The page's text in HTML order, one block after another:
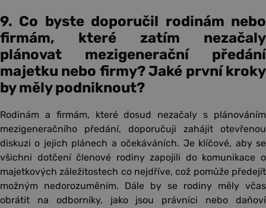
9. Co byste doporučil rodinám nebo
firmám, které zatím nezačaly
plánovat mezigenerační předání
majetku nebo firmy? Jaké první kroky
by měly podniknout?
Rodinám a firmám, které dosud nezačaly s plánováním
mezigeneračního předání, doporučuji zahájit otevřenou
diskuzi o jejich plánech a očekáváních. Je klíčové, aby se
všichni dotčení členové rodiny zapojili do komunikace o
majetkových záležitostech co nejdříve, což pomůže předejít
možným nedorozuměním. Dále by se rodiny měly včas
obrátit na odborníky, jako jsou právníci nebo daňoví